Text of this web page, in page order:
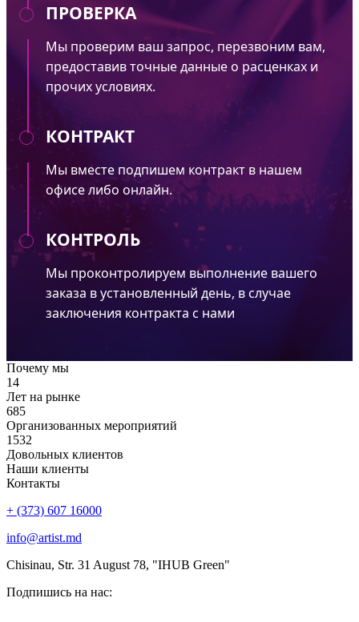
ПРОВЕРКА
Мы проверим ваш запрос, перезвоним вам,
предоставив точные данные о расценках и
прочих условиях.
КОНТРАКТ
Мы вместе подпишем контракт в нашем
офисе либо онлайн.
КОНТРОЛЬ
Мы проконтролируем выполнение вашего
заказа в установленный день, в случае
заключения контракта с нами
Почему мы
14
Лет на рынке
685
Организованных мероприятий
1532
Довольных клиентов
Наши клиенты
Контакты
+ (373) 607 16000
info@artist.md
Chisinau, Str. 31 August 78, "IHUB Green"
Подпишись на нас: